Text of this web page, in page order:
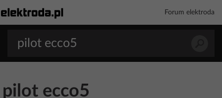
Forum elektroda
pilot ecco5